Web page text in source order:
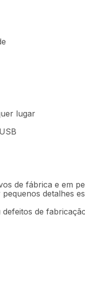
lugar
de fábrica e em
detalhes
de